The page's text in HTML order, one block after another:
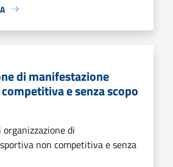
di manifestazione
e senza scopo
di
non competitiva e senza